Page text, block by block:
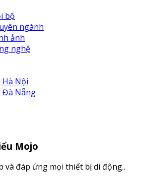
bộ
ngành
ảnh
nghệ
Hà Nội
Đà Nẵng
Mojo
và đáp ứng mọi thiết bị di động..